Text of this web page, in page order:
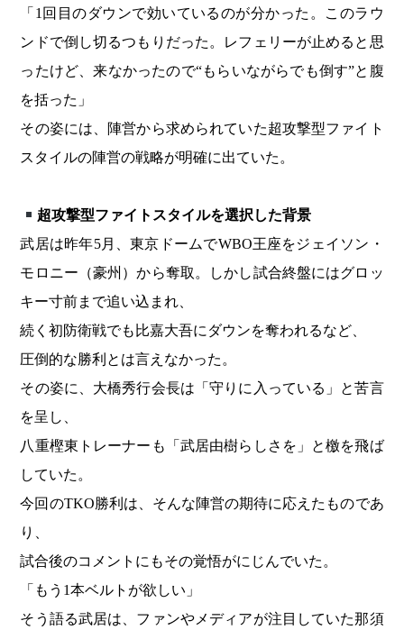
「1回目のダウンで効いているのが分かった。このラウ
ンドで倒し切るつもりだった。レフェリーが止めると思
ったけど、来なかったので“もらいながらでも倒す”と腹
を括った」
その姿には、陣営から求められていた超攻撃型ファイト
スタイルの陣営の戦略が明確に出ていた。
超攻撃型ファイトスタイルを選択した背景
武居は昨年5月、東京ドームでWBO王座をジェイソン・
モロニー（豪州）から奪取。しかし試合終盤にはグロッ
キー寸前まで追い込まれ、
続く初防衛戦でも比嘉大吾にダウンを奪われるなど、
圧倒的な勝利とは言えなかった。
その姿に、大橋秀行会長は「守りに入っている」と苦言
を呈し、
八重樫東トレーナーも「武居由樹らしさを」と檄を飛ば
していた。
今回のTKO勝利は、そんな陣営の期待に応えたものであ
り、
試合後のコメントにもその覚悟がにじんでいた。
「もう1本ベルトが欲しい」
そう語る武居は、ファンやメディアが注目していた那須